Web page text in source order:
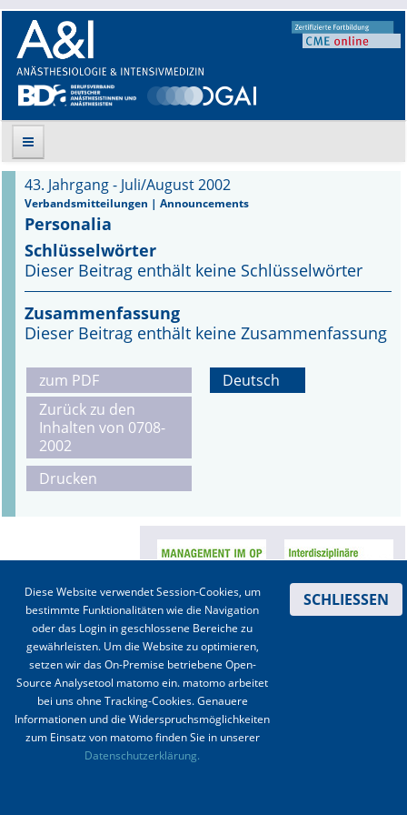
Suche
Aktuelle Ausgabe
Leitlinien
Archiv
Supplements
Supplements OrphanAnesthesia
Online First
A&I English
Autoren-Service
Bestell-Service
Stellenmarkt
Kongresskalender
43. Jahrgang - Juli/August 2002
Verbandsmitteilungen | Announcements
Personalia
Schlüsselwörter
Dieser Beitrag enthält keine Schlüsselwörter
Zusammenfassung
Dieser Beitrag enthält keine Zusammenfassung
zum PDF
Zurück zu den
Inhalten von 0708-
2002
Drucken
Deutsch
Kontakt | Impressum | Datenschutz | Haftungsausschluss
Diese Website verwendet Session-Cookies, um
bestimmte Funktionalitäten wie die Navigation
oder das Login in geschlossene Bereiche zu
gewährleisten. Um die Website zu optimieren,
setzen wir das On-Premise betriebene Open-
Source Analysetool matomo ein. matomo arbeitet
bei uns ohne Tracking-Cookies. Genauere
Informationen und die Widerspruchsmöglichkeiten
zum Einsatz von matomo finden Sie in unserer
Datenschutzerklärung.
SCHLIESSEN